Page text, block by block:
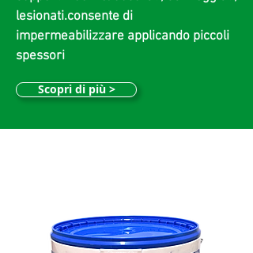
lesionati.consente di
impermeabilizzare applicando piccoli
spessori
Scopri di più >